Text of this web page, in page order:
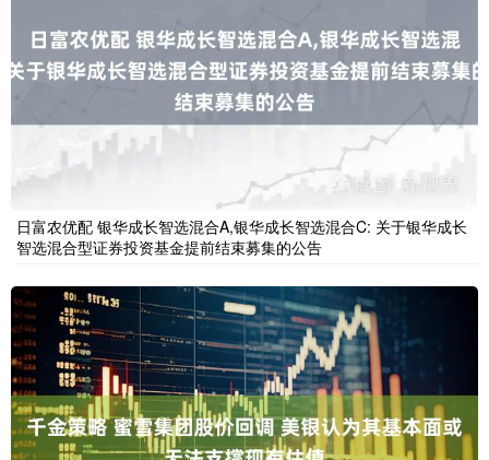
日富农优配 银华成长智选混合A,银华成长智选混合C: 关于银华成长
智选混合型证券投资基金提前结束募集的公告